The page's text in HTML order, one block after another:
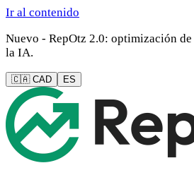
Ir al contenido
Nuevo - RepOtz 2.0: optimización
la IA.
🇨🇦 CAD ES